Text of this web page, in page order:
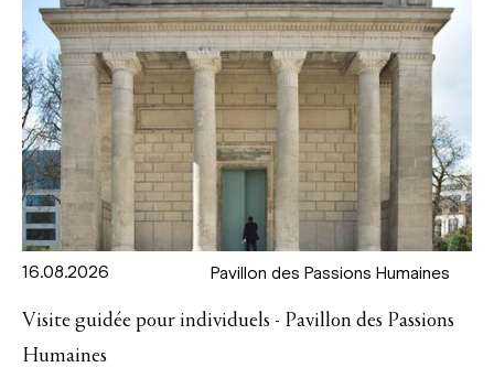
16.08.2026 Pavillon des Passions Humaines
Visite guidée pour individuels - Pavillon des Passions
Humaines